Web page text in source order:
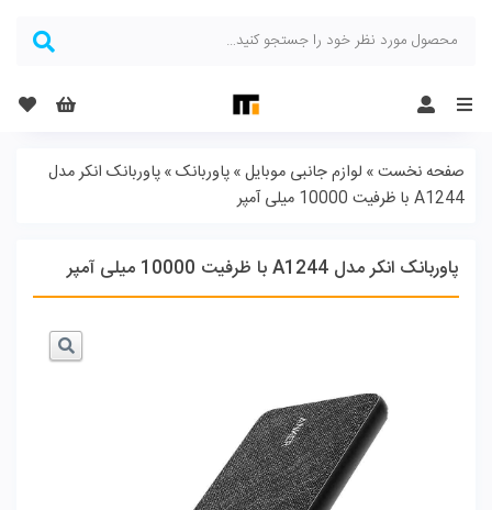
Menu
صفحه نخست» لوازم جانبی موبایل»پاوربانک»پاوربانک انکر مدل
A1244 با ظرفیت 10000 میلی آمپر
پاوربانک انکر مدل A1244 با ظرفیت 10000 میلی آمپر